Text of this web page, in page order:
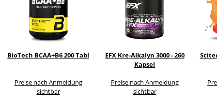
BioTech BCAA+B6 200 Tabl
Preise nach Anmeldung
sichtbar
EFX Kre-Alkalyn 3000 - 260
Kapsel
Preise nach Anmeldung
sichtbar